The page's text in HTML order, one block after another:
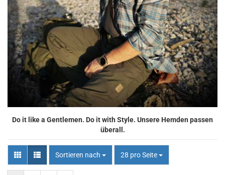
Do it like a Gentlemen. Do it with Style. Unsere Hemden passen
überall.
Sortieren nach
Sortieren nach 28 pro Seite
pro Seite